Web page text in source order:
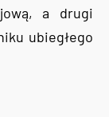
a drugi
ubiegłego